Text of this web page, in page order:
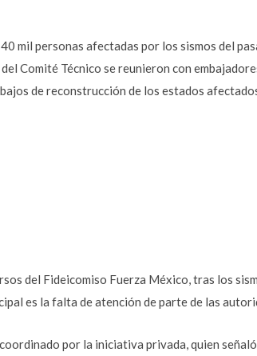
mil personas afectadas por los sismos del
Comité Técnico se reunieron con
de reconstrucción de los estados
del Fideicomiso Fuerza México, tras los
es la falta de atención de parte de las
por la iniciativa privada, quien señaló